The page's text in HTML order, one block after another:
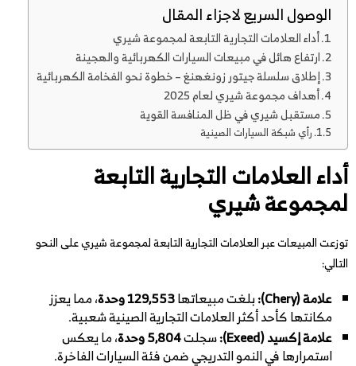
الوصول السريع لاجزاء المقال
أداء العلامات التجارية التابعة لمجموعة شيري
ارتفاع هائل في مبيعات السيارات الكهربائية والهجينة
إطلاق سلسلة جيتور زونغهنغ – خطوة نحو الفخامة الكهربائية
أهداف مجموعة شيري لعام 2025
مستقبل شيري في ظل المنافسة القوية
رأي شبكة السيارات الصينية
أداء العلامات التجارية التابعة
لمجموعة شيري
توزعت المبيعات عبر العلامات التجارية التابعة لمجموعة شيري على النحو
التالي:
علامة (Chery): بلغت مبيعاتها129,553 وحدة
، مما يعزز
مكانتها كأحد أكثر العلامات التجارية الصينية شعبية.
علامة إكسيد (Exeed):
سجلت5,804 وحدة
، ما يعكس
استمرارها في النمو التدريجي ضمن فئة السيارات الفاخرة.